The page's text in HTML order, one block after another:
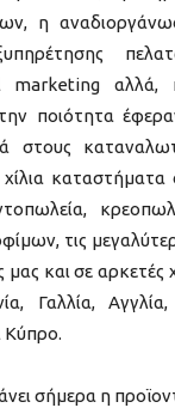
η
marketing
ποιότητα
στους
τις
μας και σε
Γαλλία,
Κύπρο.
σήμερα η